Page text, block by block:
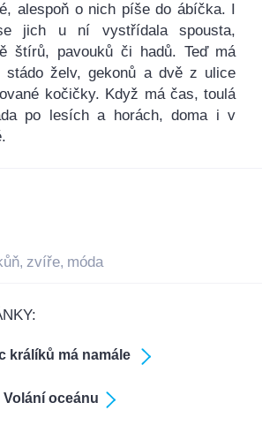
alespoň o nich píše do ábíčka. I
jich u ní vystřídala spousta,
štírů, pavouků či hadů. Teď má
stádo želv, gekonů a dvě z ulice
kočičky. Když má čas, toulá
po lesích a horách, doma i v
, zvíře, móda
králíků má namále
oceánu